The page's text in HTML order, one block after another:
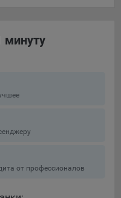
минуту
от профессионалов